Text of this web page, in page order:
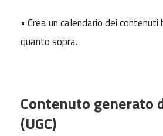
• Crea un calendario dei
quanto sopra.
Contenuto generato
(UGC)